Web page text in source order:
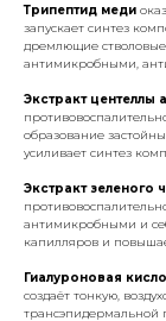
Трипептид меди
запускает синтез
дремлющие
антимикробными,
Экстракт центеллы
образование
усиливает синтез
Экстракт зеленого
антимикробными и
капилляров и
Гиалуроновая
создаёт тонкую,
трансэпидермальной